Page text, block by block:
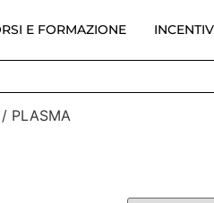
E FORMAZIONE
/ PLASMA